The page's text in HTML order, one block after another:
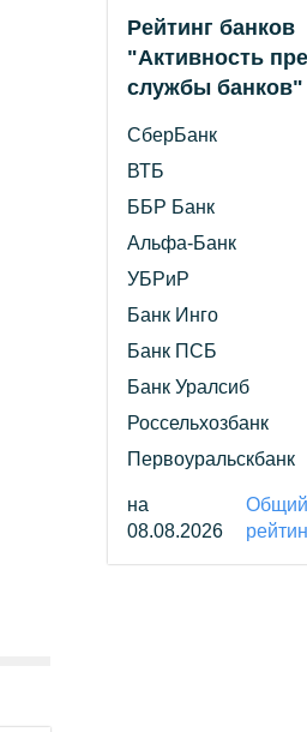
Рейтинг банков
"Активность
службы банков"
СберБанк
ВТБ
ББР Банк
Альфа-Банк
УБРиР
Банк Инго
Банк ПСБ
Банк Уралсиб
Россельхозбанк
Первоуральскбанк
на
08.08.2026
Общий